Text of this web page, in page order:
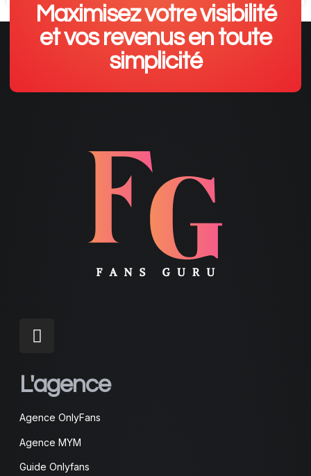
Maximisez votre visibilité
et vos revenus en toute
simplicité
L'agence
Agence OnlyFans
Agence MYM
Guide Onlyfans